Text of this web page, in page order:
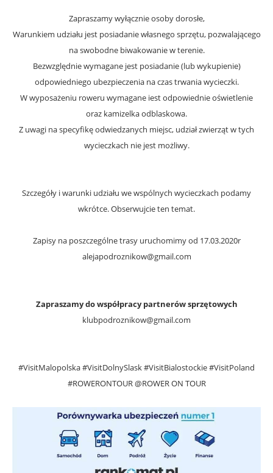
Zapraszamy wyłącznie osoby dorosłe,
Warunkiem udziału jest posiadanie własnego sprzętu, pozwalającego
na swobodne biwakowanie w terenie.
Bezwzględnie wymagane jest posiadanie (lub wykupienie)
odpowiedniego ubezpieczenia na czas trwania wycieczki.
W wyposażeniu roweru wymagane iest odpowiednie oświetlenie
oraz kamizelka odblaskowa.
Z uwagi na specyfikę odwiedzanych miejsc, udział zwierząt w tych
wycieczkach nie jest możliwy.
Szczegóły i warunki udziału we wspólnych wycieczkach podamy
wkrótce. Obserwujcie ten temat.
Zapisy na poszczególne trasy uruchomimy od 17.03.2020r
alejapodroznikow@gmail.com
Zapraszamy do współpracy partnerów sprzętowych
klubpodroznikow@gmail.com
#VisitMalopolska #VisitDolnySlask #VisitBialostockie #VisitPoland
#ROWERONTOUR @ROWER ON TOUR